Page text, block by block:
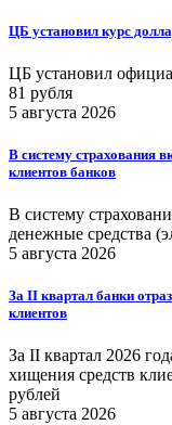
ЦБ установил курс
ЦБ установил
81 рубля
5 августа 2026
В систему страхования
клиентов банков
В систему
денежные средства
5 августа 2026
За II квартал банки
клиентов
За II квартал 2026
хищения средств
рублей
5 августа 2026